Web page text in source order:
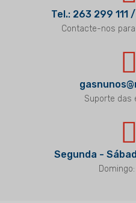
Tel.: 263 299 111
Contacte-nos
Suporte das
Segunda -